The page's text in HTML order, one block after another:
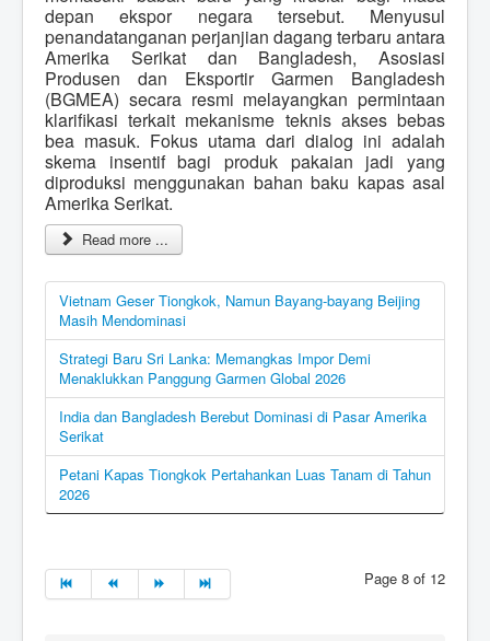
depan ekspor negara tersebut. Menyusul
penandatanganan perjanjian dagang terbaru antara
Amerika Serikat dan Bangladesh, Asosiasi
Produsen dan Eksportir Garmen Bangladesh
(BGMEA) secara resmi melayangkan permintaan
klarifikasi terkait mekanisme teknis akses bebas
bea masuk. Fokus utama dari dialog ini adalah
skema insentif bagi produk pakaian jadi yang
diproduksi menggunakan bahan baku kapas asal
Amerika Serikat.
Read more ...
Vietnam Geser Tiongkok, Namun Bayang-bayang Beijing
Masih Mendominasi
Strategi Baru Sri Lanka: Memangkas Impor Demi
Menaklukkan Panggung Garmen Global 2026
India dan Bangladesh Berebut Dominasi di Pasar Amerika
Serikat
Petani Kapas Tiongkok Pertahankan Luas Tanam di Tahun
2026
Page 8 of 12